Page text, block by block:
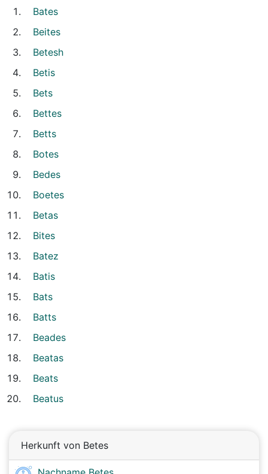
Bates
Beites
Betesh
Betis
Bets
Bettes
Betts
Botes
Bedes
Boetes
Betas
Bites
Batez
Batis
Bats
Batts
Beades
Beatas
Beats
Beatus
Herkunft von Betes